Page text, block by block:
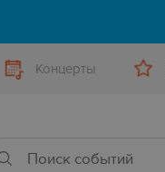
Концерты